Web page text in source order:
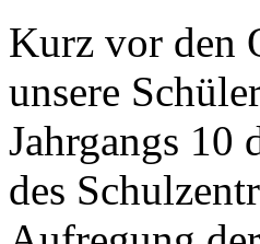
Kurz vor den
unsere
Jahrgangs 10
des